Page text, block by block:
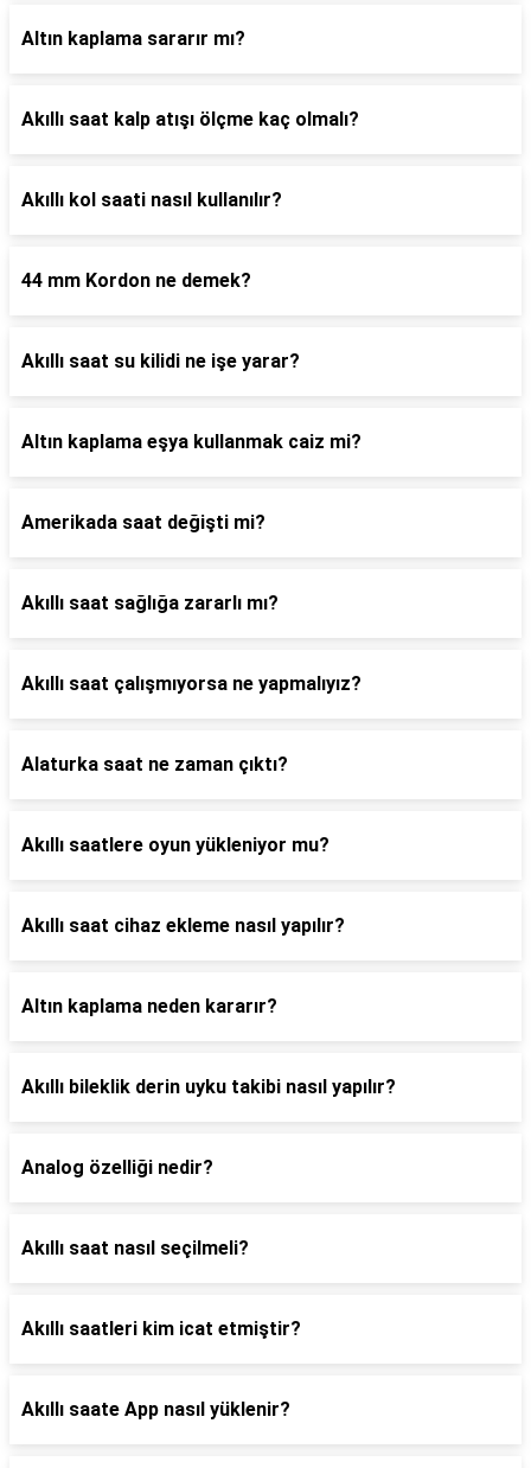
Altın kaplama sararır mı?
Akıllı saat kalp atışı ölçme kaç olmalı?
Akıllı kol saati nasıl kullanılır?
44 mm Kordon ne demek?
Akıllı saat su kilidi ne işe yarar?
Altın kaplama eşya kullanmak caiz mi?
Amerikada saat değişti mi?
Akıllı saat sağlığa zararlı mı?
Akıllı saat çalışmıyorsa ne yapmalıyız?
Alaturka saat ne zaman çıktı?
Akıllı saatlere oyun yükleniyor mu?
Akıllı saat cihaz ekleme nasıl yapılır?
Altın kaplama neden kararır?
Akıllı bileklik derin uyku takibi nasıl yapılır?
Analog özelliği nedir?
Akıllı saat nasıl seçilmeli?
Akıllı saatleri kim icat etmiştir?
Akıllı saate App nasıl yüklenir?